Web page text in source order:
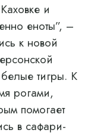
и
еноты”, –
к новой
тигры. К
рогами,
помогает
в сафари-